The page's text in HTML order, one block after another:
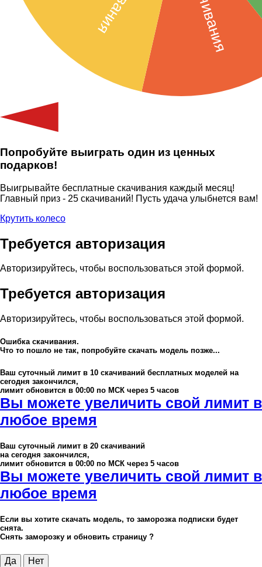
Попробуйте выиграть один из ценных
подарков!
Выигрывайте бесплатные скачивания каждый месяц!
Главный приз - 25 скачиваний! Пусть удача улыбнется вам!
Крутить колесо
Требуется авторизация
Авторизируйтесь, чтобы воспользоваться этой формой.
Требуется авторизация
Авторизируйтесь, чтобы воспользоваться этой формой.
Ошибка скачивания.
Что то пошло не так, попробуйте скачать модель позже...
Ваш суточный лимит в 10 скачиваний бесплатных моделей на
сегодня закончился,
лимит обновится в 00:00 по МСК через 5 часов
Вы можете увеличить свой лимит в
любое время
Ваш суточный лимит в 20 скачиваний
на сегодня закончился,
лимит обновится в 00:00 по МСК через 5 часов
Вы можете увеличить свой лимит в
любое время
Если вы хотите скачать модель, то заморозка подписки будет
снята.
Снять заморозку и обновить страницу ?
Да Нет